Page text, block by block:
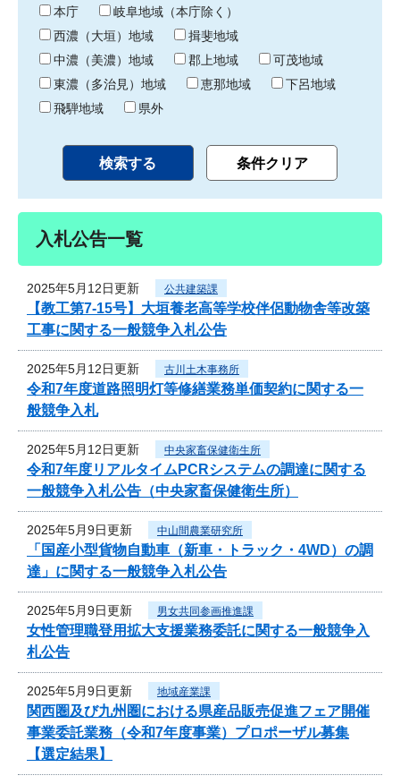
わ
り
本庁
岐阜地域（本庁除く）
西濃（大垣）地域
揖斐地域
中濃（美濃）地域
郡上地域
可茂地域
東濃（多治見）地域
恵那地域
下呂地域
飛騨地域
県外
入札公告一覧
2025年5月12日更新 公共建築課
【教工第7-15号】大垣養老高等学校伴侶動物舎等改築
工事に関する一般競争入札公告
2025年5月12日更新 古川土木事務所
令和7年度道路照明灯等修繕業務単価契約に関する一
般競争入札
2025年5月12日更新 中央家畜保健衛生所
令和7年度リアルタイムPCRシステムの調達に関する
一般競争入札公告（中央家畜保健衛生所）
2025年5月9日更新 中山間農業研究所
「国産小型貨物自動車（新車・トラック・4WD）の調
達」に関する一般競争入札公告
2025年5月9日更新 男女共同参画推進課
女性管理職登用拡大支援業務委託に関する一般競争入
札公告
2025年5月9日更新 地域産業課
関西圏及び九州圏における県産品販売促進フェア開催
事業委託業務（令和7年度事業）プロポーザル募集
【選定結果】